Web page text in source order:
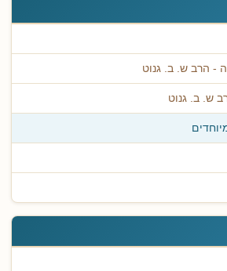
- הרב ש. ב. גנוט
ש. ב. גנוט